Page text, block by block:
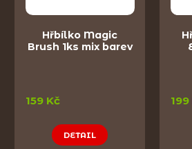
Hřbílko Magic
Brush 1ks mix barev
159 Kč
DETAIL
199